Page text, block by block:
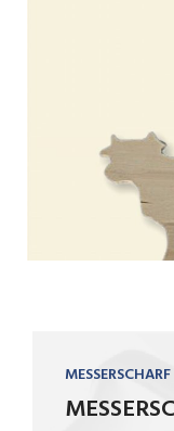
MESSERSCHARF